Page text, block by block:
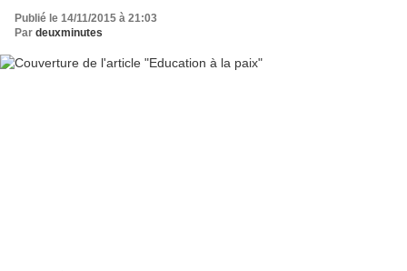
Publié le 14/11/2015 à 21:03
Par deuxminutes